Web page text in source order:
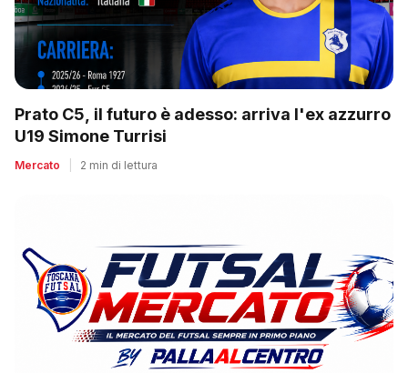
Prato C5, il futuro è adesso: arriva l'ex azzurro
U19 Simone Turrisi
Mercato 2 min di lettura